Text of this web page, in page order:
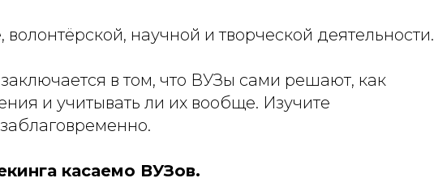
волонтёрской, научной и творческой деятельности.
в том, что ВУЗы сами решают, как
и учитывать ли их вообще. Изучите
касаемо ВУЗов.